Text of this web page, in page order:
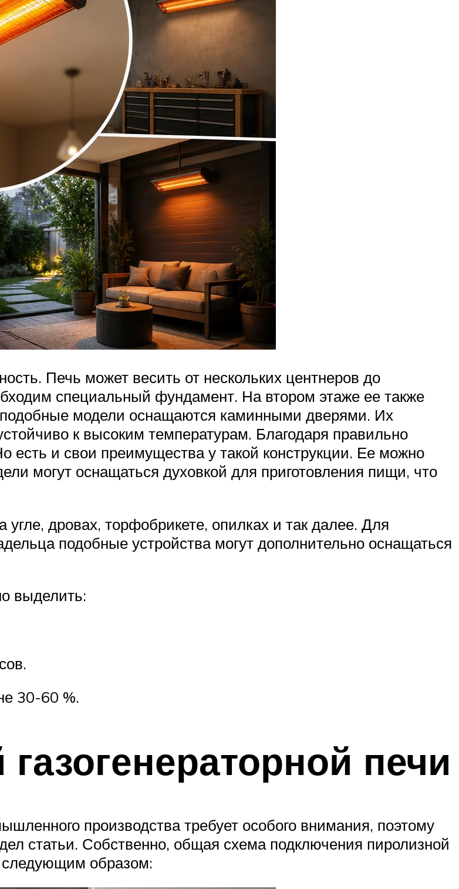
Печь может весить от нескольких центнеров до
специальный фундамент. На втором этаже ее также
подобные модели оснащаются каминными дверями. Их
к высоким температурам. Благодаря правильно
есть и свои преимущества у такой конструкции. Ее можно
могут оснащаться духовкой для приготовления пищи, что
дровах, торфобрикете, опилках и так далее. Для
подобные устройства могут дополнительно оснащаться
выделить:
30-60 %.
печи
производства требует особого внимания, поэтому
статьи. Собственно, общая схема подключения пиролизной
следующим образом: